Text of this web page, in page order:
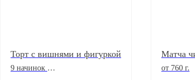
Торт c вишнями и фигуркой
9 начинок
Матча
от 760 г.